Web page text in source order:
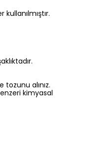
tozunu alınız.
kimyasal